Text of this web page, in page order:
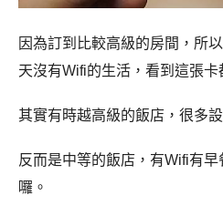
因為訂到比較高級的房間，所
天沒有Wifi的生活，看到這張卡
其實有時越高級的飯店，很多
反而是中等的飯店，有Wifi有
囉。